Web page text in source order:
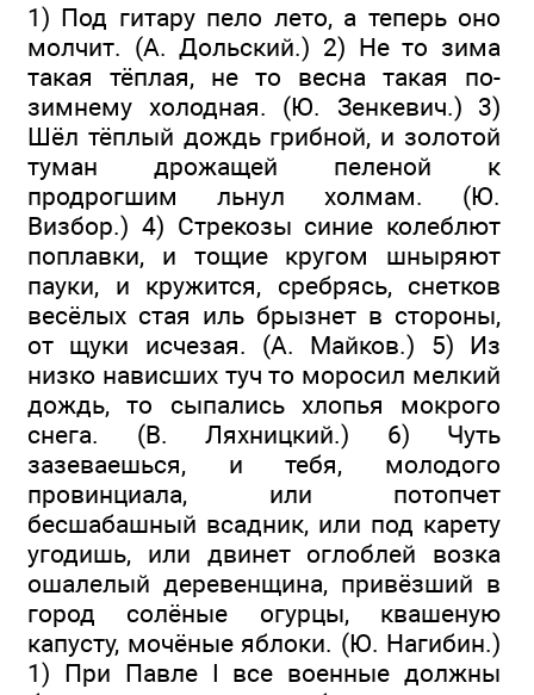
1) Под гитару пело лето, а теперь оно
молчит. (А. Дольский.) 2) Не то зима
такая тёплая, не то весна такая по-
зимнему холодная. (Ю. Зенкевич.) 3)
Шёл тёплый дождь грибной, и золотой
туман дрожащей пеленой к
продрогшим льнул холмам. (Ю.
Визбор.) 4) Стрекозы синие колеблют
поплавки, и тощие кругом шныряют
пауки, и кружится, сребрясь, снетков
весёлых стая иль брызнет в стороны,
от щуки исчезая. (А. Майков.) 5) Из
низко нависших туч то моросил мелкий
дождь, то сыпались хлопья мокрого
снега. (В. Ляхницкий.) 6) Чуть
зазеваешься, и тебя, молодого
провинциала, или потопчет
бесшабашный всадник, или под карету
угодишь, или двинет оглоблей возка
ошалелый деревенщина, привёзший в
город солёные огурцы, квашеную
капусту, мочёные яблоки. (Ю. Нагибин.)
1) При Павле I все военные должны